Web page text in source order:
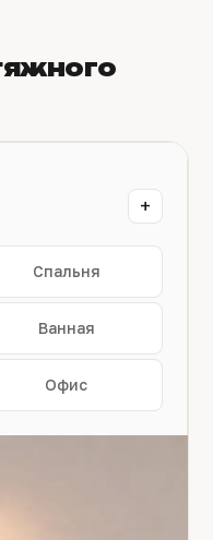
+
Спальня
Ванная
Офис